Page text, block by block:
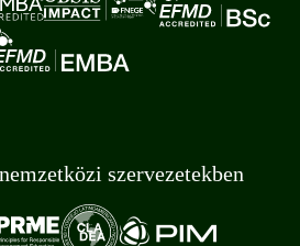
szervezetekben